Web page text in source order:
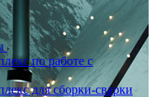
по работе с
для сборки-сварки